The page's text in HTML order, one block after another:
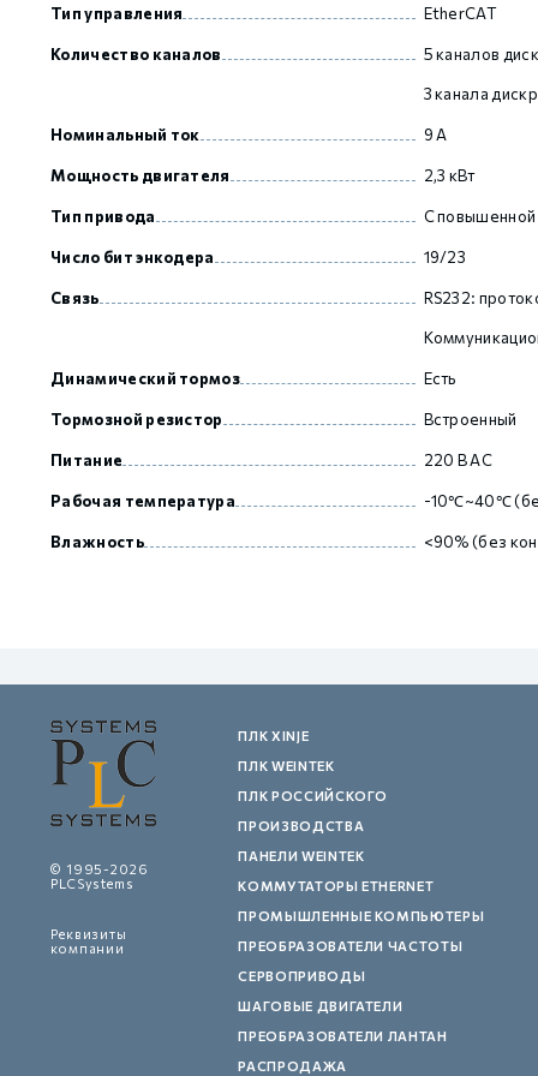
Тип управления EtherCAT
Количество каналов 5 каналов
3 канала
Номинальный ток 9 А
Мощность двигателя 2,3 кВт
Тип привода С повышенной
Число бит энкодера 19/23
Связь RS232:
Динамический тормоз Есть
Тормозной резистор Встроенный
Питание 220 В AC
Рабочая температура -10℃~40℃
Влажность <90% (без
© 1995-2026
PLCSystems
Реквизиты
компании
ПЛК XINJE
ПЛК WEINTEK
ПЛК РОССИЙСКОГО
ПРОИЗВОДСТВА
ПАНЕЛИ WEINTEK
КОММУТАТОРЫ ETHERNET
ПРОМЫШЛЕННЫЕ КОМПЬЮТЕРЫ
ПРЕОБРАЗОВАТЕЛИ ЧАСТОТЫ
СЕРВОПРИВОДЫ
ШАГОВЫЕ ДВИГАТЕЛИ
ПРЕОБРАЗОВАТЕЛИ ЛАНТАН
РАСПРОДАЖА